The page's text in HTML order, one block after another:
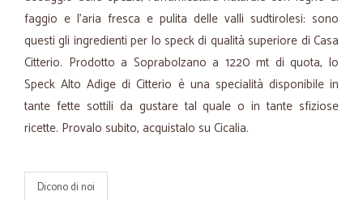
faggio e l'aria fresca e pulita delle valli sudtirolesi: sono
questi gli ingredienti per lo speck di qualità superiore di Casa
Citterio. Prodotto a Soprabolzano a 1220 mt di quota, lo
Speck Alto Adige di Citterio è una specialità disponibile in
tante fette sottili da gustare tal quale o in tante sfiziose
ricette. Provalo subito, acquistalo su Cicalia.
Dicono di noi